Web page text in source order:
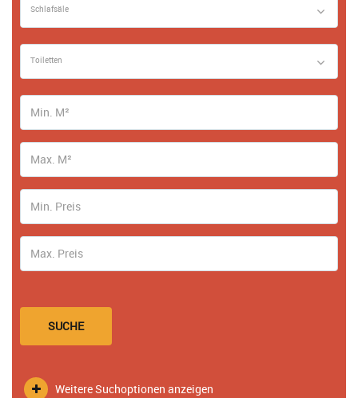
Schlafsäle
Toiletten
SUCHE
Weitere Suchoptionen anzeigen